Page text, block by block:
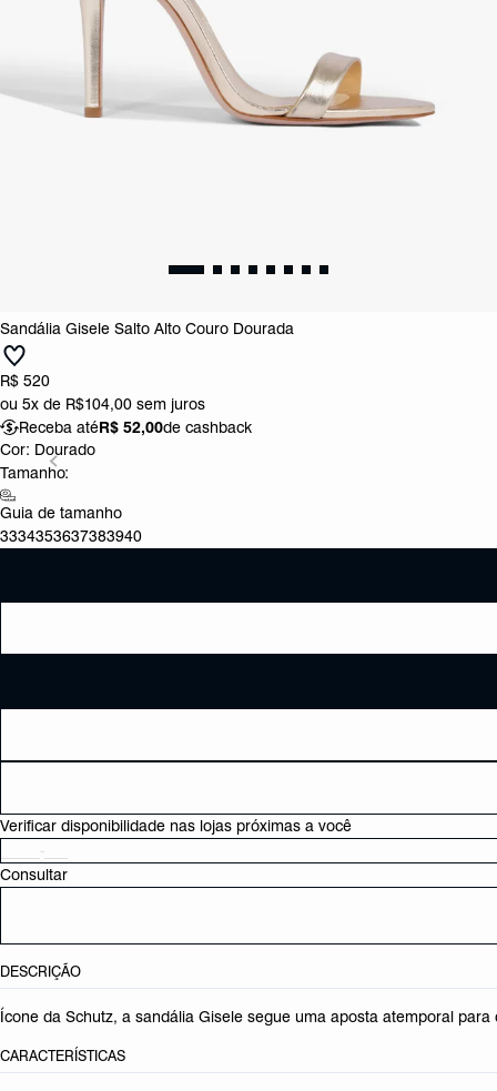
Sandália Gisele Salto Alto Couro Dourada
R$ 520
ou 5x de R$104,00 sem juros
Receba atéR$ 52,00de cashback
Cor: Dourado
Tamanho:
Guia de tamanho
3334353637383940
Verificar disponibilidade nas lojas próximas a você
Consultar
DESCRIÇÃO
Ícone da Schutz, a sandália Gisele segue uma aposta atemporal
CARACTERÍSTICAS